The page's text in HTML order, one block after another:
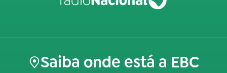
Saiba onde está a EBC